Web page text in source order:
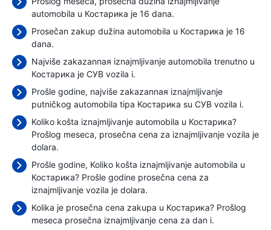
automobila u Костарика je 16 dana.
Prosečan zakup dužina automobila u Костарика je 16
dana.
Najviše zakazannaя iznajmljivanje automobila trenutno u
Костарика je СУВ vozila i.
Prošle godine, najviše zakazannaя iznajmljivanje
putničkog automobila tipa Костарика su СУВ vozila i.
Koliko košta iznajmljivanje automobila u Костарика?
Prošlog meseca, prosečna cena za iznajmljivanje vozila je
dolara.
Prošle godine, Koliko košta iznajmljivanje automobila u
Костарика? Prošle godine prosečna cena za
iznajmljivanje vozila je dolara.
Kolika je prosečna cena zakupa u Костарика? Prošlog
meseca prosečna iznajmljivanje cena za dan i.